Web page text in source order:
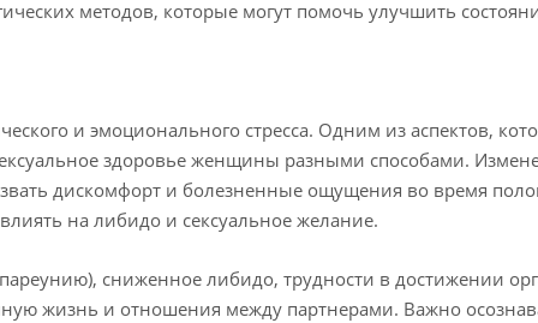
методов, которые могут помочь улучшить
и эмоционального стресса. Одним из аспектов,
здоровье женщины разными способами.
дискомфорт и болезненные ощущения во время
на либидо и сексуальное желание.
сниженное либидо, трудности в достижении
жизнь и отношения между партнерами. Важно